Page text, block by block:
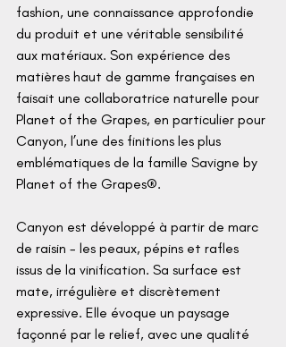
fashion, une connaissance approfondie
du produit et une véritable sensibilité
aux matériaux. Son expérience des
matières haut de gamme françaises en
faisait une collaboratrice naturelle pour
Planet of the Grapes, en particulier pour
Canyon, l’une des finitions les plus
emblématiques de la famille Savigne by
Planet of the Grapes®.
Canyon est développé à partir de marc
de raisin - les peaux, pépins et rafles
issus de la vinification. Sa surface est
mate, irrégulière et discrètement
expressive. Elle évoque un paysage
façonné par le relief, avec une qualité